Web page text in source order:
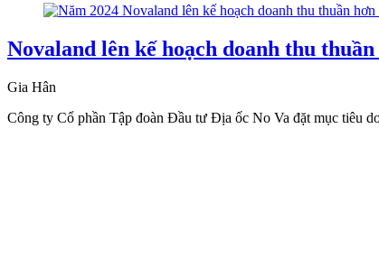
Novaland lên kế hoạch doanh thu
Gia Hân
Công ty Cổ phần Tập đoàn Đầu tư Địa ốc No Va đặt mục tiêu